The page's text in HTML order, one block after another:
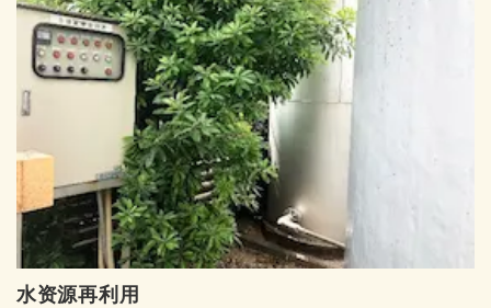
水资源再利用